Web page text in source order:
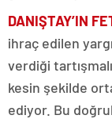
DANIŞTAY’IN
ihraç edilen
verdiği
kesin şekilde
ediyor. Bu